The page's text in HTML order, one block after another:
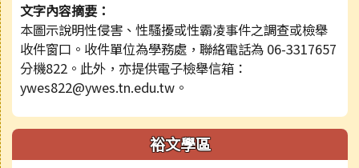
文字內容摘要：
本圖示說明性侵害、性騷擾或性霸凌事件之調查或檢舉
收件窗口。收件單位為學務處，聯絡電話為 06-3317657
分機822。此外，亦提供電子檢舉信箱：
ywes822@ywes.tn.edu.tw。
裕文學區